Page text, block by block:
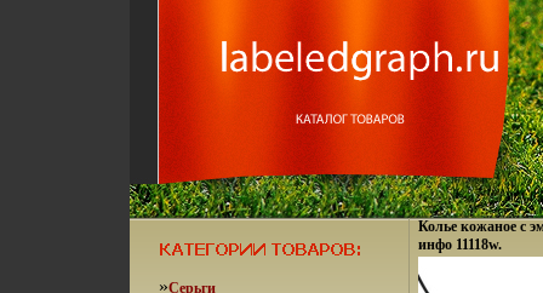
»Серьги
Колье кожаное с
инфо 11118w.